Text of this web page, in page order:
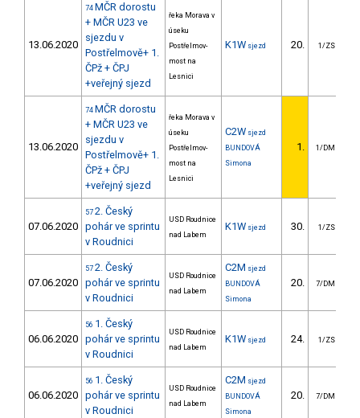
13.06.2020
74 MČR dorostu
+ MČR U23 ve
sjezdu v
Postřelmově+ 1.
ČPž + ČPJ
+veřejný sjezd
řeka Morava v
úseku
Postřelmov-
most na
Lesnici
K1W sjezd 20. 1/ZS
13.06.2020
74 MČR dorostu
+ MČR U23 ve
sjezdu v
Postřelmově+ 1.
ČPž + ČPJ
+veřejný sjezd
řeka Morava v
úseku
Postřelmov-
most na
Lesnici
C2W sjezd
BUNDOVÁ
Simona
1. 1/DM
07.06.2020
57 2. Český
pohár ve sprintu
v Roudnici
USD Roudnice
nad Labem
K1W sjezd 30. 1/ZS
07.06.2020
57 2. Český
pohár ve sprintu
v Roudnici
USD Roudnice
nad Labem
C2M sjezd
BUNDOVÁ
Simona
20. 7/DM
06.06.2020
56 1. Český
pohár ve sprintu
v Roudnici
USD Roudnice
nad Labem
K1W sjezd 24. 1/ZS
06.06.2020
56 1. Český
pohár ve sprintu
v Roudnici
USD Roudnice
nad Labem
C2M sjezd
BUNDOVÁ
Simona
20. 7/DM